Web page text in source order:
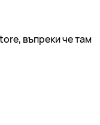
въпреки че там